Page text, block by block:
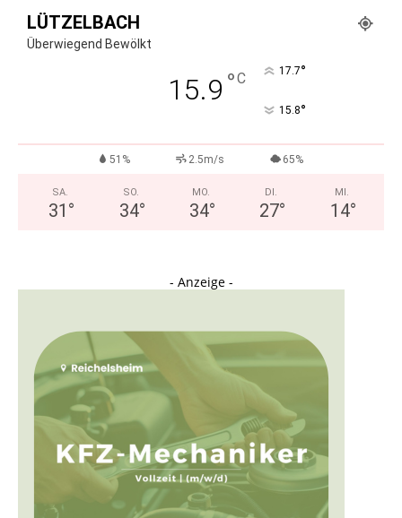
LÜTZELBACH
Überwiegend Bewölkt
15.9 °C 17.7°
15.8°
51% 2.5m/s 65%
SA.
31 °
SO.
34°
MO.
34°
DI.
27°
MI.
14°
- Anzeige -